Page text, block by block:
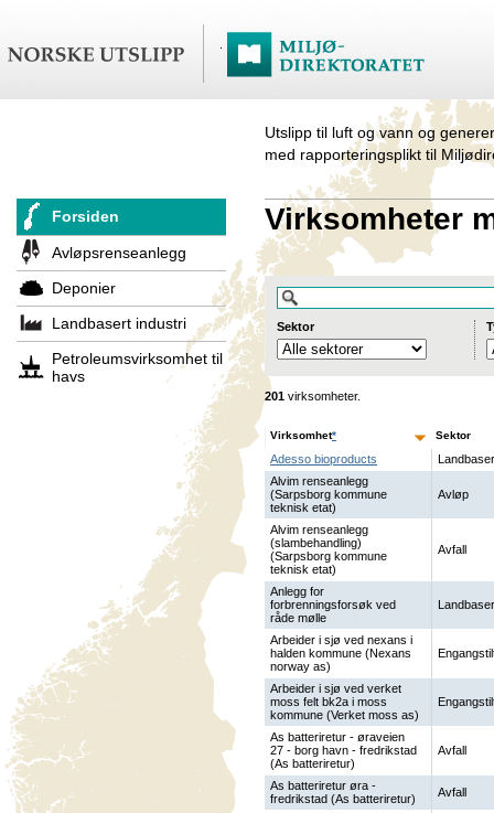
Utslipp til luft og vann og
med rapporteringsplikt til
Forsiden
Avløpsrenseanlegg
Deponier
Landbasert industri
Petroleumsvirksomhet til
havs
Virksomheter
Sektor
201 virksomheter.
Virksomhet* Sektor
Adesso bioproducts
Alvim renseanlegg
(Sarpsborg kommune
teknisk etat)
Avløp
Alvim renseanlegg
(slambehandling)
(Sarpsborg kommune
teknisk etat)
Avfall
Anlegg for
forbrenningsforsøk ved
råde mølle
Arbeider i sjø ved nexans i
halden kommune (Nexans
norway as)
Arbeider i sjø ved verket
moss felt bk2a i moss
kommune (Verket moss as)
As batteriretur - øraveien
27 - borg havn - fredrikstad
(As batteriretur)
Avfall
As batteriretur øra -
fredrikstad (As batteriretur)
Avfall